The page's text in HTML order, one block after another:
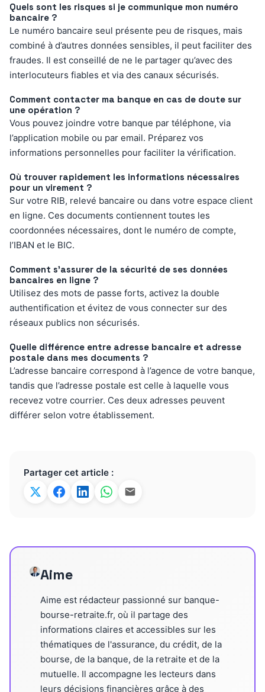
Quels sont les risques si je communique mon numéro
bancaire ?
Le numéro bancaire seul présente peu de risques, mais
combiné à d’autres données sensibles, il peut faciliter des
fraudes. Il est conseillé de ne le partager qu’avec des
interlocuteurs fiables et via des canaux sécurisés.
Comment contacter ma banque en cas de doute sur
une opération ?
Vous pouvez joindre votre banque par téléphone, via
l’application mobile ou par email. Préparez vos
informations personnelles pour faciliter la vérification.
Où trouver rapidement les informations nécessaires
pour un virement ?
Sur votre RIB, relevé bancaire ou dans votre espace client
en ligne. Ces documents contiennent toutes les
coordonnées nécessaires, dont le numéro de compte,
l’IBAN et le BIC.
Comment s’assurer de la sécurité de ses données
bancaires en ligne ?
Utilisez des mots de passe forts, activez la double
authentification et évitez de vous connecter sur des
réseaux publics non sécurisés.
Quelle différence entre adresse bancaire et adresse
postale dans mes documents ?
L’adresse bancaire correspond à l’agence de votre banque,
tandis que l’adresse postale est celle à laquelle vous
recevez votre courrier. Ces deux adresses peuvent
différer selon votre établissement.
Partager cet article :
Aime
Aime est rédacteur passionné sur banque-
bourse-retraite.fr, où il partage des
informations claires et accessibles sur les
thématiques de l'assurance, du crédit, de la
bourse, de la banque, de la retraite et de la
mutuelle. Il accompagne les lecteurs dans
leurs décisions financières grâce à des